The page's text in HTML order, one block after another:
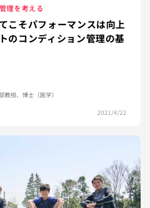
理を考える
こそパフォーマンスは向上
のコンディション管理の基
授、博士（医学）
2021/4/22